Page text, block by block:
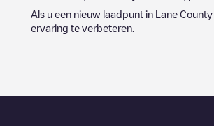
Als u een nieuw laadpunt in Lane County
ervaring te verbeteren.